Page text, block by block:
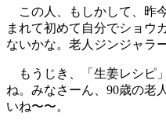
この人、もしかして、昨
まれて初めて自分でショウ
ないかな。老人ジンジャラ
もうじき、「生姜レシピ
ね。みなさーん、90歳の老
いね〜〜。